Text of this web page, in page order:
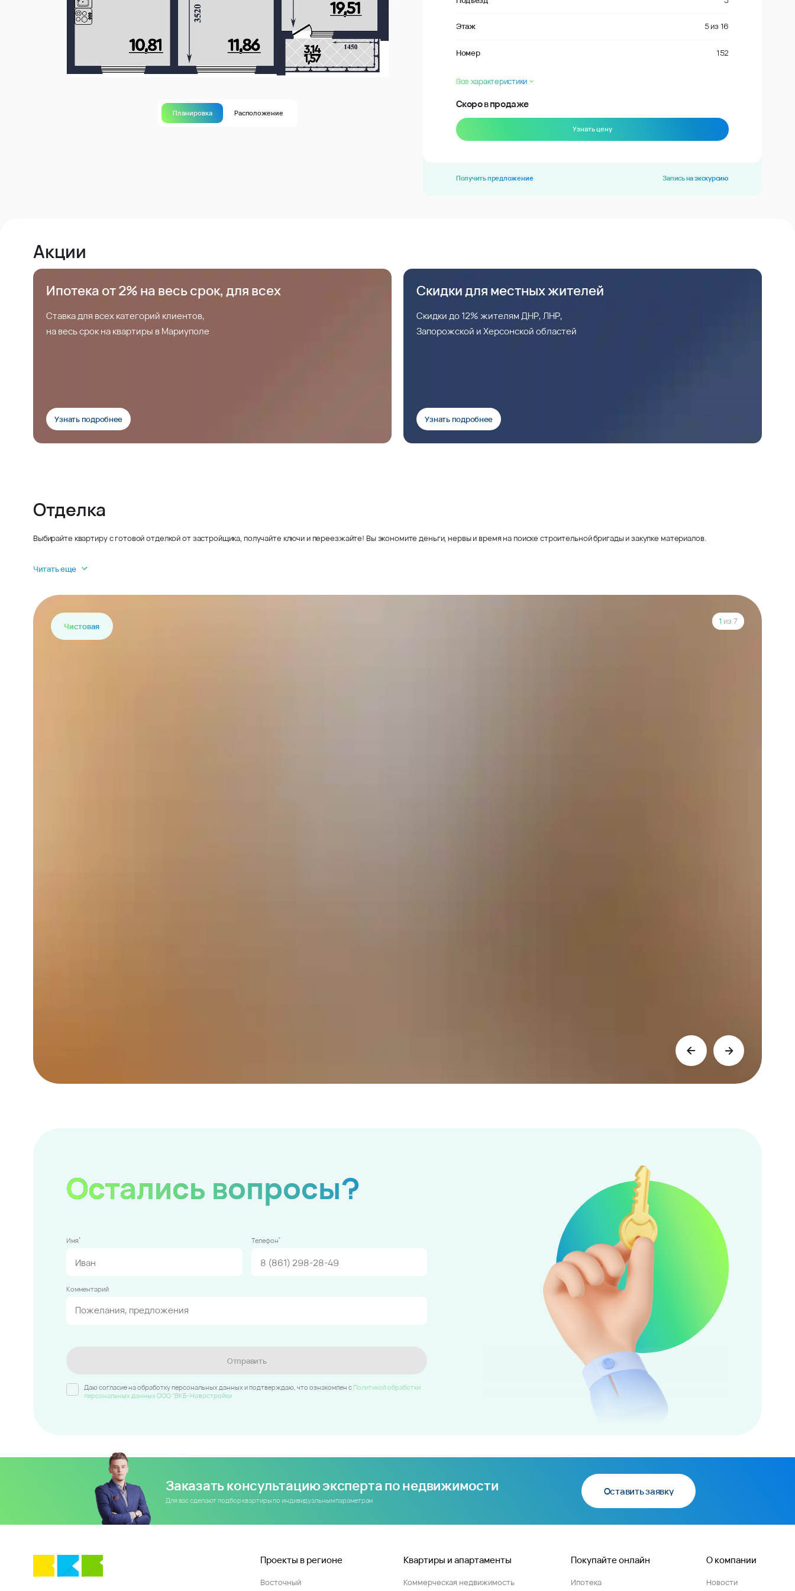
Планировка Расположение
Этаж 5из 16
Номер 152
Все характеристики
Скоро в продаже
Узнать цену
Получить предложение Запись на экскурсию
Акции
Ипотека от 2% на весь срок, для всех
Ставка для всех категорий клиентов,
на весь срок на квартиры в Мариуполе
Узнать подробнее
Скидки для местных жителей
Скидки до 12% жителям ДНР, ЛНР,
Запорожской и Херсонской областей
Узнать подробнее
Отделка
Выбирайте квартиру с готовой отделкой от застройщика, получайте ключи и переезжайте! Вы экономите деньги, нервы и время на поиске строительной бригады и закупке материалов.
Читать еще
Чистовая
1 из 7
Остались вопросы?
Имя* Телефон*
Комментарий
Отправить
Даю согласие на обработку персональных данных и подтверждаю, что ознакомлен c Политикой обработки
персональных данных ООО "ВКБ-Новостройки
Заказать консультацию эксперта по недвижимости
Для вас сделают подбор квартиры по индивидуальным параметрам
Оставить заявку
Проекты в регионе
Восточный
Квартиры и апартаменты
Коммерческая недвижимость
Покупайте онлайн
Ипотека
О компании
Новости